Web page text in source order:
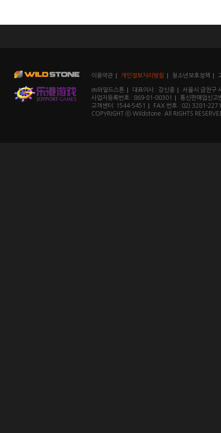
이용약관 개인정보처리방침 청소년보호정책
㈜와일드스톤 대표이사 : 강신종
서울시 금천구
사업자등록번호 : 869-81-00301
통신판매업신고
고객센터: 1544-5451
FAX 번호 : 02) 3281-2271
COPYRIGHT ⓒ Wildstone. All RIGHTS